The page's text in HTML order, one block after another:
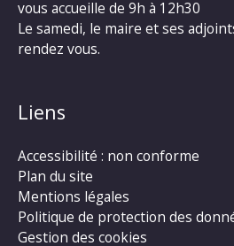
vous accueille de 9h à 12h30
Le samedi, le maire et ses
rendez vous.
Liens
Accessibilité : non conforme
Plan du site
Mentions légales
Politique de protection des
Gestion des cookies